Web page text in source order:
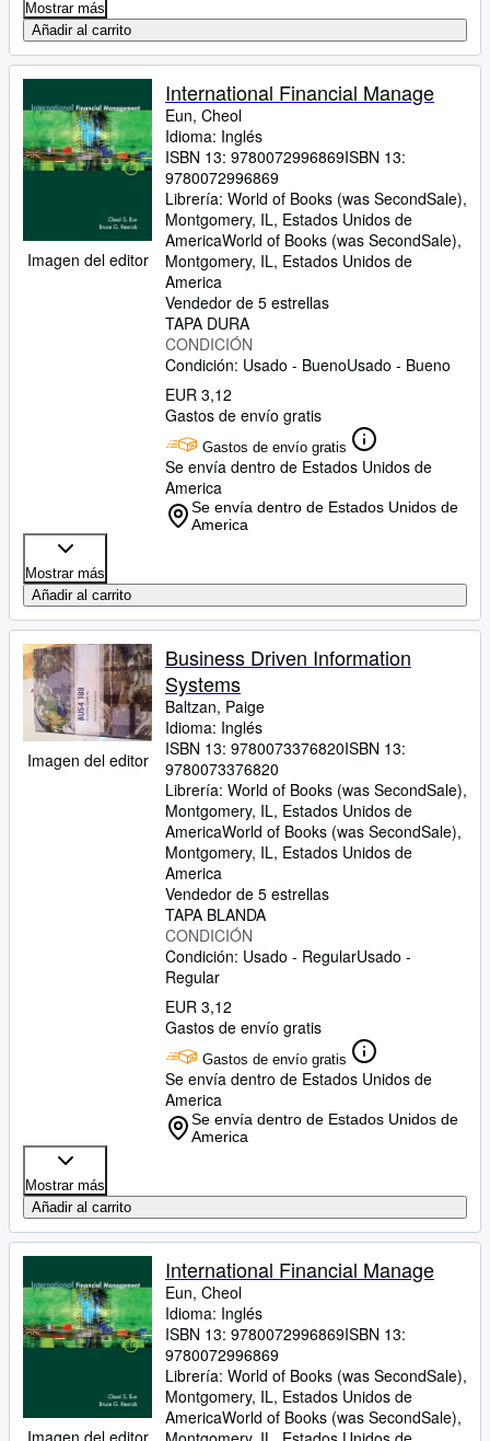
Mostrar más
Añadir al carrito
Imagen del editor
International Financial Manage
Eun, Cheol
Idioma: Inglés
ISBN 13: 9780072996869ISBN 13:
9780072996869
Librería: World of Books (was SecondSale),
Montgomery, IL, Estados Unidos de
AmericaWorld of Books (was SecondSale),
Montgomery, IL, Estados Unidos de
America
Vendedor de 5 estrellas
TAPA DURA
CONDICIÓN
Condición: Usado - BuenoUsado - Bueno
EUR 3,12
Gastos de envío gratis
Gastos de envío gratis
Se envía dentro de Estados Unidos de
America
Se envía dentro de Estados Unidos de
America
Mostrar más
Añadir al carrito
Imagen del editor
Business Driven Information
Systems
Baltzan, Paige
Idioma: Inglés
ISBN 13: 9780073376820ISBN 13:
9780073376820
Librería: World of Books (was SecondSale),
Montgomery, IL, Estados Unidos de
AmericaWorld of Books (was SecondSale),
Montgomery, IL, Estados Unidos de
America
Vendedor de 5 estrellas
TAPA BLANDA
CONDICIÓN
Condición: Usado - RegularUsado -
Regular
EUR 3,12
Gastos de envío gratis
Gastos de envío gratis
Se envía dentro de Estados Unidos de
America
Se envía dentro de Estados Unidos de
America
Mostrar más
Añadir al carrito
Imagen del editor
International Financial Manage
Eun, Cheol
Idioma: Inglés
ISBN 13: 9780072996869ISBN 13:
9780072996869
Librería: World of Books (was SecondSale),
Montgomery, IL, Estados Unidos de
AmericaWorld of Books (was SecondSale),